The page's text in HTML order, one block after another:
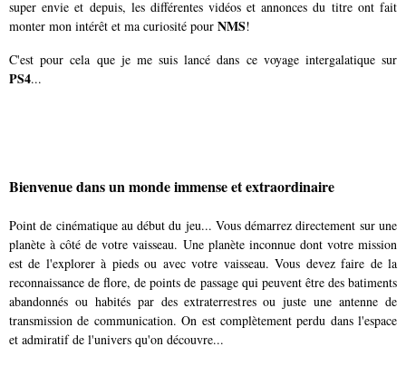
super envie et depuis, les différentes vidéos et annonces du titre ont fait
monter mon intérêt et ma curiosité pour NMS!
C'est pour cela que je me suis lancé dans ce voyage intergalatique sur
PS4...
Bienvenue dans un monde immense et extraordinaire
Point de cinématique au début du jeu... Vous démarrez directement sur une
planète à côté de votre vaisseau. Une planète inconnue dont votre mission
est de l'explorer à pieds ou avec votre vaisseau. Vous devez faire de la
reconnaissance de flore, de points de passage qui peuvent être des batiments
abandonnés ou habités par des extraterrestres ou juste une antenne de
transmission de communication. On est complètement perdu dans l'espace
et admiratif de l'univers qu'on découvre...